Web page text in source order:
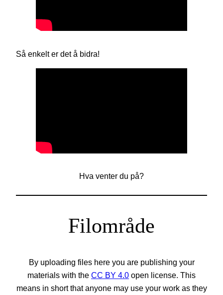
Så enkelt er det å bidra!
Hva venter du på?
Filområde
By uploading files here you are publishing your
materials with the CC BY 4.0 open license. This
means in short that anyone may use your work as they